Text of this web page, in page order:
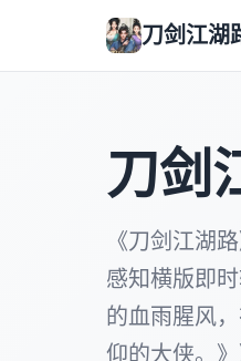
刀剑江湖
刀剑
《刀剑江湖
感知横版即
的血雨腥风
仰的大侠。